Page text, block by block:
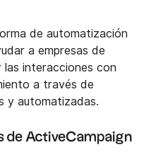
de automatización
a empresas de
interacciones con
a través de
y automatizadas.
de ActiveCampaign